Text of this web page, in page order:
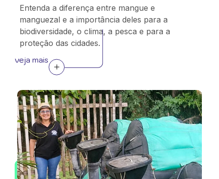
Entenda a diferença entre mangue e
manguezal e a importância deles para a
biodiversidade, o clima, a pesca e para a
proteção das cidades.
veja mais